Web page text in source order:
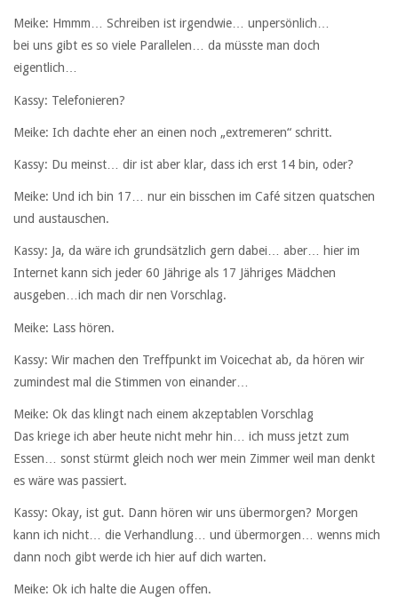
Meike: Hmmm… Schreiben ist irgendwie… unpersönlich…
bei uns gibt es so viele Parallelen… da müsste man doch
eigentlich…
Kassy: Telefonieren?
Meike: Ich dachte eher an einen noch „extremeren“ schritt.
Kassy: Du meinst… dir ist aber klar, dass ich erst 14 bin, oder?
Meike: Und ich bin 17… nur ein bisschen im Café sitzen quatschen
und austauschen.
Kassy: Ja, da wäre ich grundsätzlich gern dabei… aber… hier im
Internet kann sich jeder 60 Jährige als 17 Jähriges Mädchen
ausgeben…ich mach dir nen Vorschlag.
Meike: Lass hören.
Kassy: Wir machen den Treffpunkt im Voicechat ab, da hören wir
zumindest mal die Stimmen von einander…
Meike: Ok das klingt nach einem akzeptablen Vorschlag
Das kriege ich aber heute nicht mehr hin… ich muss jetzt zum
Essen… sonst stürmt gleich noch wer mein Zimmer weil man denkt
es wäre was passiert.
Kassy: Okay, ist gut. Dann hören wir uns übermorgen? Morgen
kann ich nicht… die Verhandlung… und übermorgen… wenns mich
dann noch gibt werde ich hier auf dich warten.
Meike: Ok ich halte die Augen offen.